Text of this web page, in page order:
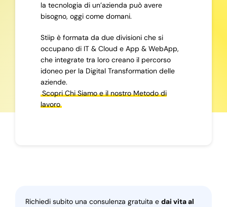
la tecnologia di un’azienda può avere
bisogno, oggi come domani.
Stiip è formata da due divisioni che si
occupano di IT & Cloud e App & WebApp,
che integrate tra loro creano il percorso
idoneo per la Digital Transformation delle
aziende.
Scopri Chi Siamo e il nostro Metodo di
lavoro
Richiedi subito una consulenza gratuita e dai vita al